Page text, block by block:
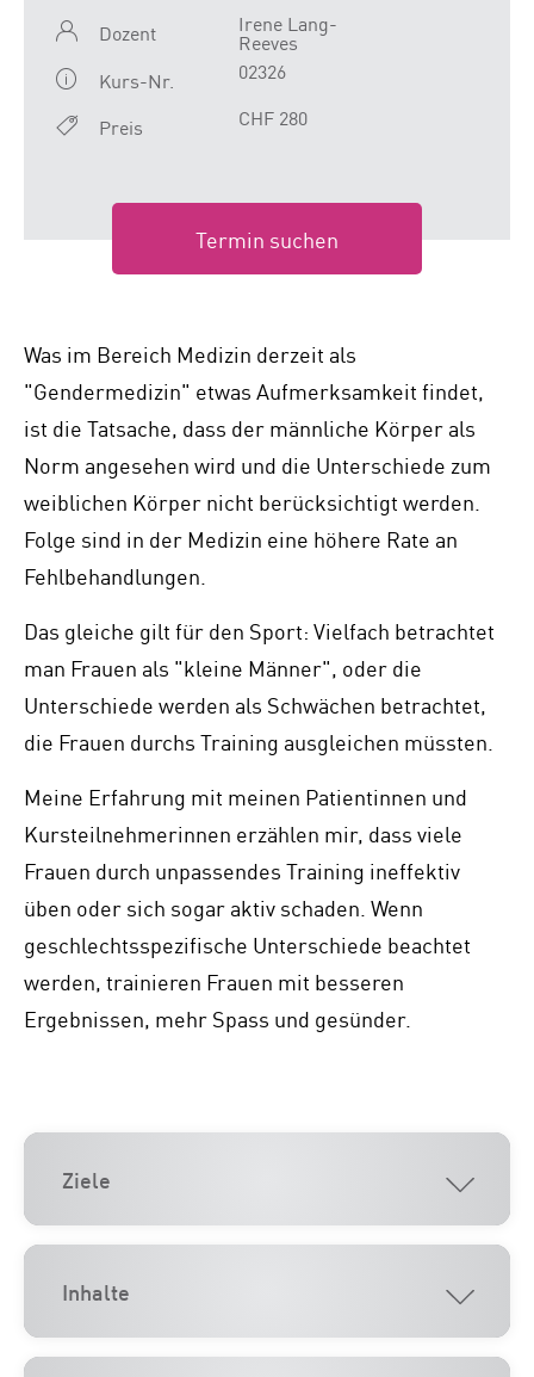
Dozent
Irene Lang-
Reeves
Kurs-Nr.
02326
Preis
CHF 280
Termin suchen
Was im Bereich Medizin derzeit als
"Gendermedizin" etwas Aufmerksamkeit findet,
ist die Tatsache, dass der männliche Körper als
Norm angesehen wird und die Unterschiede zum
weiblichen Körper nicht berücksichtigt werden.
Folge sind in der Medizin eine höhere Rate an
Fehlbehandlungen.
Das gleiche gilt für den Sport: Vielfach betrachtet
man Frauen als "kleine Männer", oder die
Unterschiede werden als Schwächen betrachtet,
die Frauen durchs Training ausgleichen müssten.
Meine Erfahrung mit meinen Patientinnen und
Kursteilnehmerinnen erzählen mir, dass viele
Frauen durch unpassendes Training ineffektiv
üben oder sich sogar aktiv schaden. Wenn
geschlechtsspezifische Unterschiede beachtet
werden, trainieren Frauen mit besseren
Ergebnissen, mehr Spass und gesünder.
Ziele
Inhalte